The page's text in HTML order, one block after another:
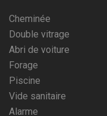
Cheminée
Double vitrage
Abri de voiture
Forage
Piscine
Vide sanitaire
Alarme